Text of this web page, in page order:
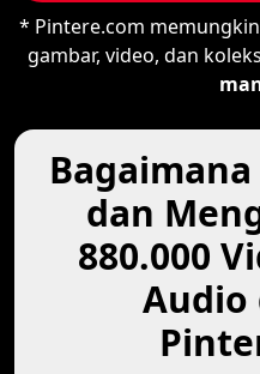
* Pintere.com
gambar, video, dan
dan
880.000
Audio